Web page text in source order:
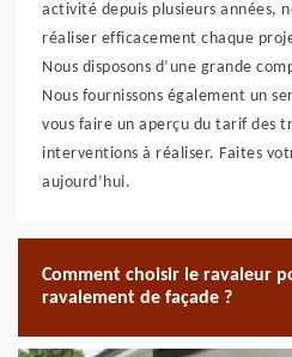
activité depuis plusieurs années,
réaliser efficacement chaque
Nous disposons d’une grande
Nous fournissons également un
vous faire un aperçu du tarif des
interventions à réaliser. Faites
aujourd’hui.
Comment choisir le ravaleur
ravalement de façade ?